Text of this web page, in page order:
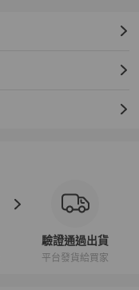
驗證通過出貨
平台發貨給買家